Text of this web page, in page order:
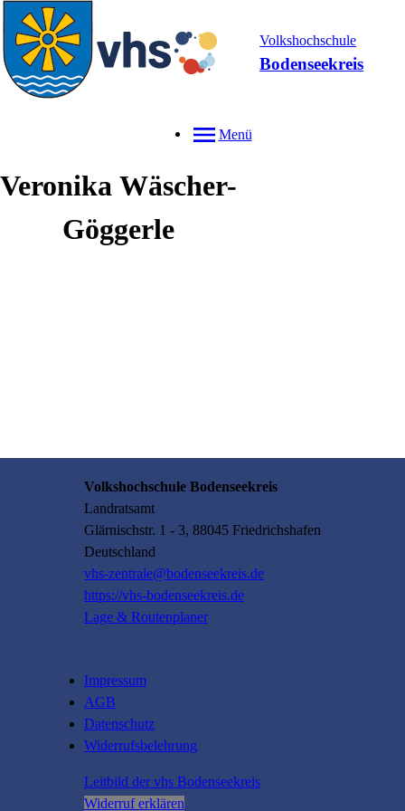
Volkshochschule
Bodenseekreis
Menü
Veronika Wäscher-
Göggerle
Volkshochschule Bodenseekreis
Landratsamt
Glärnischstr. 1 - 3, 88045 Friedrichshafen
Deutschland
vhs-zentrale@bodenseekreis.de
https://vhs-bodenseekreis.de
Lage & Routenplaner
Impressum
AGB
Datenschutz
Widerrufsbelehrung
Leitbild der vhs Bodenseekreis
Widerruf erklären